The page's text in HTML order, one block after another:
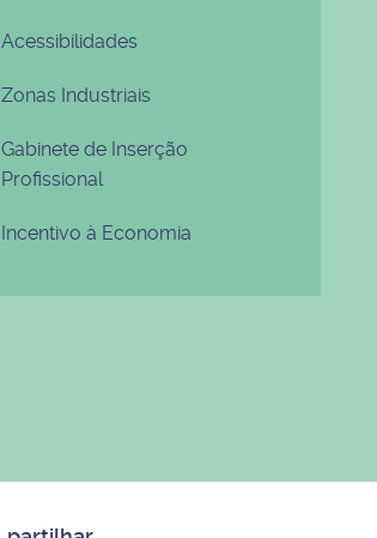
Acessibilidades
Zonas Industriais
Gabinete de Inserção
Profissional
Incentivo à Economia